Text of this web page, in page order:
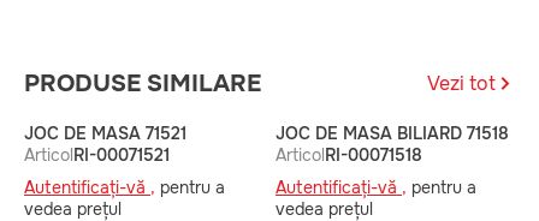
PRODUSE SIMILARE Vezi tot
JOC DE MASA 71521
ArticolRI-00071521
Autentificați-vă , pentru a
vedea prețul
JOC DE MASA BILIARD 71518
ArticolRI-00071518
Autentificați-vă , pentru a
vedea prețul